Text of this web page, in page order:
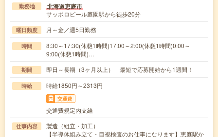
勤務地 北海道恵庭市
サッポロビール庭園駅から徒歩20分
曜日頻度 月～金／週5日勤務
時間
8:30～17:30(休憩1時間)17:00～2:00(休憩1時間)0:00～
9:00(休憩1時間)…
期間 即日～長期（3ヶ月以上） 最短で応募開始から1週間！
時給 時給1850円～2313円
交通費
交通費規定内支給
仕事内容
製造（組立・加工）
【半導体組み立て・目視検査のお仕事になります】恵庭駅か